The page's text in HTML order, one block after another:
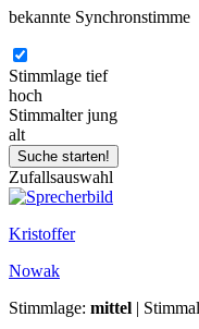
bekannte Synchronstimme
Stimmlage tief
hoch
Stimmalter jung
alt
Zufallsauswahl
Kristoffer
Nowak
Stimmlage: mittel |